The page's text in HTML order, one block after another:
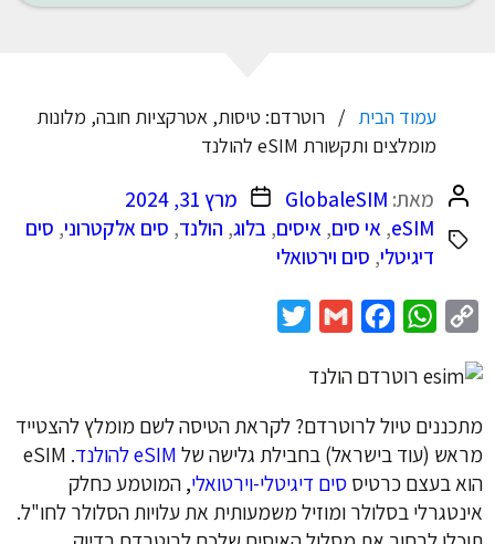
עמוד הבית
רוטרדם: טיסות, אטרקציות חובה, מלונות
מומלצים ותקשורת eSIM להולנד
המחבר
הפוסט
מאת: GlobaleSIM תאריך
פוסט
מרץ 31, 2024
eSIM
, אי סים, איסים,בלוג, הולנד, סים אלקטרוני, סים
דיגיטלי, סים וירטואלי
Copy
WhatsApp
Facebook
Gmail
מתכננים טיול לרוטרדם? לקראת הטיסה לשם מומלץ להצטייד
מראש (עוד בישראל) בחבילת גלישה שלeSIM להולנד
. eSIM
הוא בעצם כרטיססים דיגיטלי-וירטואלי, המוטמע כחלק
אינטגרלי בסלולר ומוזיל משמעותית את עלויות הסלולר לחו"ל.